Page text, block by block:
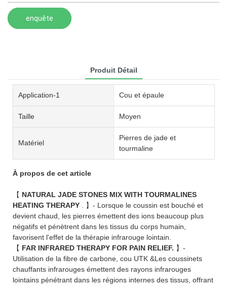
enquête
Produit Détail
Application-1 Cou et épaule
Taille Moyen
Matériel
Pierres de jade et
tourmaline
À propos de cet article
【 NATURAL JADE STONES MIX WITH TOURMALINES
HEATING THERAPY
. 】- Lorsque le coussin est bouché et
devient chaud, les pierres émettent des ions beaucoup plus
négatifs et pénètrent dans les tissus du corps humain,
favorisent l'effet de la thérapie infrarouge lointain.
【 FAR INFRARED THERAPY FOR PAIN RELIEF. 】-
Utilisation de la fibre de carbone, cou UTK &Les coussinets
chauffants infrarouges émettent des rayons infrarouges
lointains pénétrant dans les régions internes des tissus, offrant